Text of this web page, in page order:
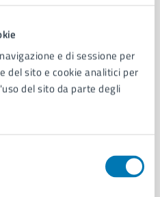
e di sessione per
del sito e cookie analitici per
del sito da parte degli